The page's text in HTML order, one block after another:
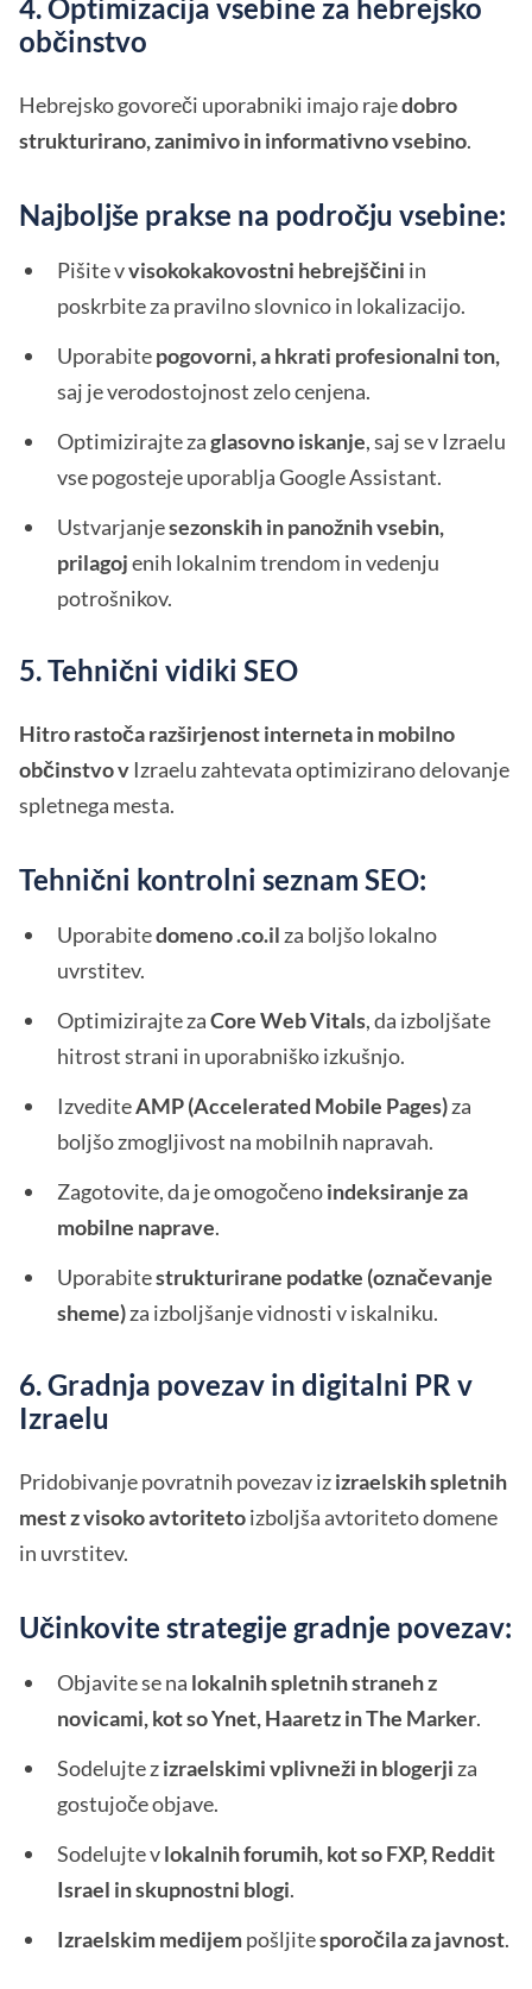
4. Optimizacija vsebine za hebrejsko
občinstvo
Hebrejsko govoreči uporabniki imajo rajedobro
strukturirano, zanimivo in informativno vsebino.
Najboljše prakse na področju vsebine:
Pišite vvisokokakovostni hebrejščini in
poskrbite za pravilno slovnico in lokalizacijo.
Uporabitepogovorni, a hkrati profesionalni ton,
saj je verodostojnost zelo cenjena.
Optimizirajte zaglasovno iskanje, saj se v Izraelu
vse pogosteje uporablja Google Assistant.
Ustvarjanjesezonskih in panožnih vsebin,
prilagojenih lokalnim trendom in vedenju
potrošnikov.
5. Tehnični vidiki SEO
Hitro rastoča razširjenost interneta in mobilno
občinstvo v Izraelu zahtevata optimizirano delovanje
spletnega mesta.
Tehnični kontrolni seznam SEO:
Uporabitedomeno .co.il za boljšo lokalno
uvrstitev.
Optimizirajte zaCore Web Vitals, da izboljšate
hitrost strani in uporabniško izkušnjo.
IzvediteAMP (Accelerated Mobile Pages)za
boljšo zmogljivost na mobilnih napravah.
Zagotovite, da je omogočenoindeksiranje za
mobilne naprave.
Uporabitestrukturirane podatke (označevanje
sheme)za izboljšanje vidnosti v iskalniku.
6. Gradnja povezav in digitalni PR v
Izraelu
Pridobivanje povratnih povezav izizraelskih spletnih
mest z visoko avtoritetoizboljša avtoriteto domene
in uvrstitev.
Učinkovite strategije gradnje povezav:
Objavite se na lokalnih spletnih straneh z
novicami, kot so Ynet, Haaretz in The Marker.
Sodelujte zizraelskimi vplivneži in blogerji za
gostujoče objave.
Sodelujte vlokalnih forumih, kot so FXP, Reddit
Israel in skupnostni blogi.
Izraelskim medijempošljitesporočila za javnost.